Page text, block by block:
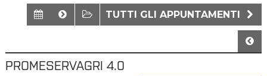
TUTTI GLI APPUNTAMENTI
PROMESERVAGRI 4.0